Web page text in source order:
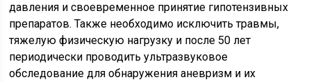
давления и своевременное принятие гипотензивных
препаратов. Также необходимо исключить травмы,
тяжелую физическую нагрузку и после 50 лет
периодически проводить ультразвуковое
обследование для обнаружения аневризм и их